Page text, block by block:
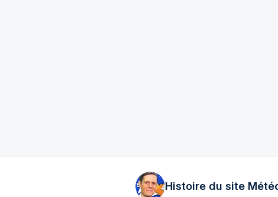
Histoire du site